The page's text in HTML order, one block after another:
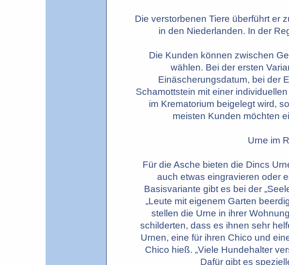
Die verstorbenen Tiere überführt er
in den Niederlanden. In der
Die Kunden können zwischen
wählen. Bei der ersten
Einäscherungsdatum, bei der
Schamottstein mit einer
im Krematorium beigelegt wird,
meisten Kunden möchten
Urne im
Für die Asche bieten die Dincs
auch etwas eingravieren oder
Basisvariante gibt es bei der
„Leute mit eigenem Garten
stellen die Urne in ihrer
schilderten, dass es ihnen sehr
Urnen, eine für ihren Chico und
Chico hieß. „Viele Hundehalter
Dafür gibt es